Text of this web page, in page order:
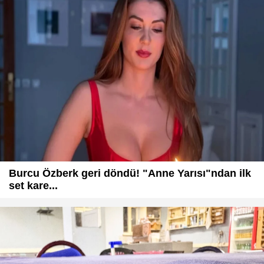
Burcu Özberk geri döndü! "Anne Yarısı"ndan ilk
set kare...